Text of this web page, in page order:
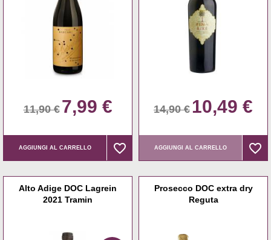
11,90 € 7,99 €
AGGIUNGI AL CARRELLO favorite_border
favorite_border
14,90 € 10,49 €
AGGIUNGI AL CARRELLO favorite_border
favorite_border
Alto Adige DOC Lagrein
2021 Tramin
Prosecco DOC extra dry
Reguta